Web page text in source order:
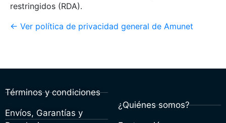
restringidos (RDA).
← Ver política de privacidad general de Amunet
Términos y condiciones
Envíos, Garantías y
¿Quiénes somos?